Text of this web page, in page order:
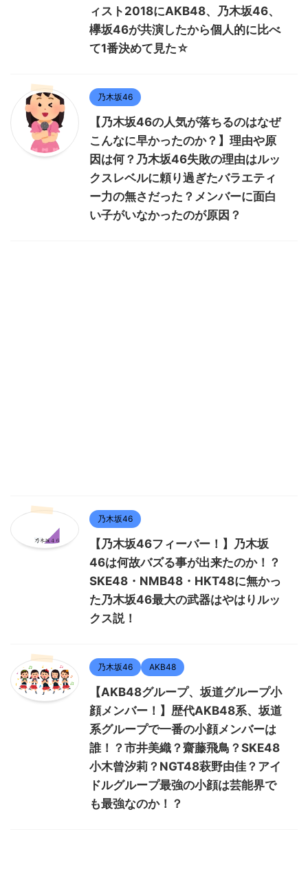
ィスト2018にAKB48、乃木坂46、
欅坂46が共演したから個人的に比べ
て1番決めて見た☆
乃木坂46
【乃木坂46の人気が落ちるのはなぜ
こんなに早かったのか？】理由や原
因は何？乃木坂46失敗の理由はルッ
クスレベルに頼り過ぎたバラエティ
ー力の無さだった？メンバーに面白
い子がいなかったのが原因？
乃木坂46
【乃木坂46フィーバー！】乃木坂
46は何故バズる事が出来たのか！？
SKE48・NMB48・HKT48に無かっ
た乃木坂46最大の武器はやはりルッ
クス説！
乃木坂46 AKB48
【AKB48グループ、坂道グループ小
顔メンバー！】歴代AKB48系、坂道
系グループで一番の小顔メンバーは
誰！？市井美織？齋藤飛鳥？SKE48
小木曾汐莉？NGT48萩野由佳？アイ
ドルグループ最強の小顔は芸能界で
も最強なのか！？